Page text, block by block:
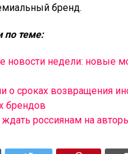
бренд.
по теме:
новости недели: новые
о сроках возвращения
брендов
россиянам на